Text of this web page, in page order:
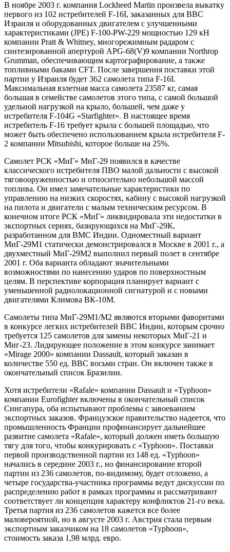
В ноябре 2003 г. компания Lockheed Martin произвела выкатку
первого из 102 истребителей F-16I, заказанных для ВВС
Израиля и оборудованных двигателем с улучшенными
характеристиками (JРЕ) F-100-PW-229 мощностью 129 кН
компании Pratt & Whitney, многорежимным радаром с
синтезированной апертурой APG-68(V)9 компании Northrop
Grumman, обеспечивающим картографирование, а также
топливными баками CFT. После завершения поставки этой
партии у Израиля будет 362 самолета типа F-16I.
Максимальная взлетная масса самолета 23587 кг, самая
большая в семействе самолетов этого типа, с самой большой
удельной нагрузкой на крыло, большей, чем даже у
истребителя F-104G «Starfighter». В настоящее время
истребитель F-16 требует крыла с большей площадью, что
может быть обеспечено использованием крыла истребителя F-
2 компании Mitsubishi, которое больше на 25%.
Самолет РСК «МиГ» МиГ-29 появился в качестве
классического истребителя ПВО малой дальности с высокой
тяговооруженностью и относительно небольшой массой
топлива. Он имел замечательные характеристики по
управлению на низких скоростях, кабину с высокой нагрузкой
на пилота и двигатели с малым техническим ресурсом. В
конечном итоге РСК «МиГ» ликвидировала эти недостатки в
экспортных сериях, базирующихся на МиГ-29К,
разработанном для ВМС Индии. Одноместный вариант
МиГ-29М1 статически демонстрировался в Москве в 2001 г., а
двухместный МиГ-29М2 выполнил первый полет в сентябре
2001 г. Оба варианта обладают значительными
возможностями по нанесению ударов по поверхностным
целям. В перспективе корпорация планирует вариант с
уменьшенной радиолокационной сигнатурой и с новыми
двигателями Климова ВК-10М.
Самолеты типа МиГ-29М1/М2 являются вторыми фаворитами
в конкурсе легких истребителей ВВС Индии, которым срочно
требуется 125 самолетов для замены некоторых МиГ-21 и
Миг-23. Лидирующее положение в этом конкурсе занимает
«Mirage 2000» компании Dassault, который заказан в
количестве 550 ед. ВВС восьми стран. Он включен также в
окончательный список Бразилии.
Хотя истребители «Rafale» компании Dassault и «Typhoon»
компании Eurofighter включены в окончательный список
Сингапура, оба испытывают проблемы с завоеванием
экспортных заказов. Французское правительство надеется, что
промышленность Франции профинансирует дальнейшее
развитие самолета «Rafale», который должен иметь большую
тягу для того, чтобы конкурировать с «Typhoon». Поставки
первой производственной партии из 148 ед. «Typhoon»
начались в середине 2003 г., но финансирование второй
партии из 236 самолетов, по-видимому, будет отложено, а
четыре государства-участника программы ведут дискуссии по
распределению работ в рамках программы и рассматривают
соответствует ли концепция характеру конфликтов 21-го века.
Третья партия из 236 самолетов кажется все более
маловероятной, но в августе 2003 г. Австрия стала первым
экспортным заказчиком на 18 самолетов «Typhoon»,
стоимость заказа 1,98 млрд. евро.